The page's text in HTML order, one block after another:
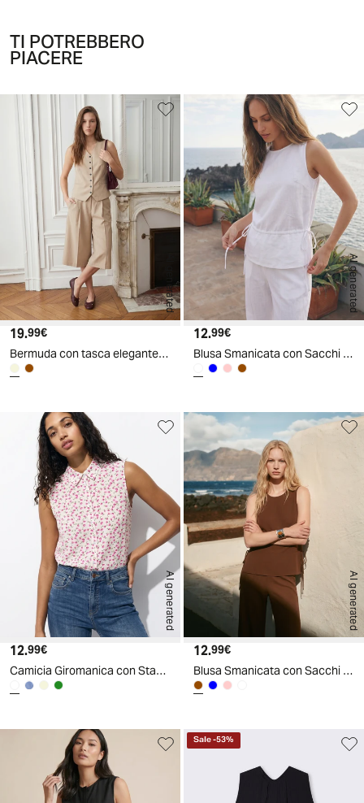
TI POTREBBERO
PIACERE
AI generated
Prezzo attuale
19.99€
Bermuda con tasca elegante - Beige grano
AI generated
Prezzo attuale
12.99€
Blusa Smanicata con Sacchi e Laccetti - Bianco latte
AI generated
Prezzo attuale
12.99€
Camicia Giromanica con Stampa
AI generated
Prezzo attuale
12.99€
Blusa Smanicata con Sacchi e Laccetti - Marrone tabacco
Sale-53%